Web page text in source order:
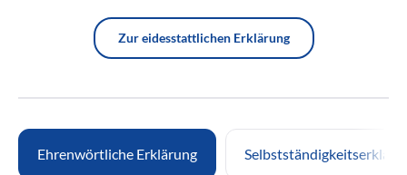
Zur eidesstattlichen Erklärung
Ehrenwörtliche Erklärung